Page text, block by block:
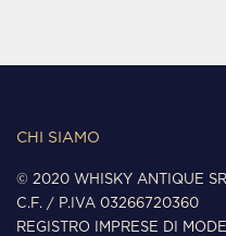
CHI SIAMO
© 2020 WHISKY ANTIQUE
C.F. / P.IVA 03266720360
REGISTRO IMPRESE DI